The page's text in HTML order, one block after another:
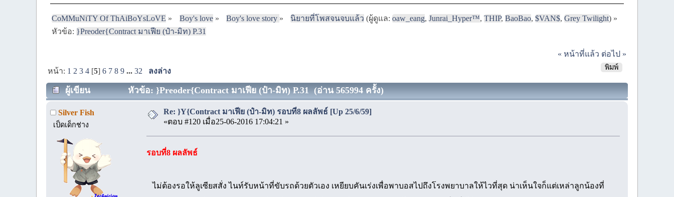
CoMMuNiTY Of ThAiBoYsLoVE » Boy's love» Boy's love story » นิยายที่โพสจนจบแล้ว (ผู้ดูแล:oaw_eang,Junrai_Hyper™,THIP,BaoBao,$VAN$,Grey Twilight) »
หัวข้อ: }Preoder{Contract มาเฟีย (ป๋า-มิท) P.31
« หน้าที่แล้ว ต่อไป »
พิมพ์
หน้า: 1 2 3 4 [5]6 7 8 9 ...32 ลงล่าง
ผู้เขียน หัวข้อ: }Preoder{Contract มาเฟีย (ป๋า-มิท) P.31 (อ่าน 565994 ครั้ง)
Silver Fish
เป็ดเด็กช่าง
Re: }Y{Contract มาเฟีย (ป๋า-มิท) รอบที่8 ผลลัพธ์ [Up 25/6/59]
«ตอบ #120 เมื่อ25-06-2016 17:04:21 »
รอบที่8 ผลลัพธ์
ไม่ต้องรอให้ลูเซียสสั่ง ไนท์รับหน้าที่ขับรถด้วยตัวเอง เหยียบคันเร่งเพื่อพาบอสไปถึงโรงพยาบาลให้ไวที่สุด น่าเห็นใจก็แต่เหล่าลูกน้องที่